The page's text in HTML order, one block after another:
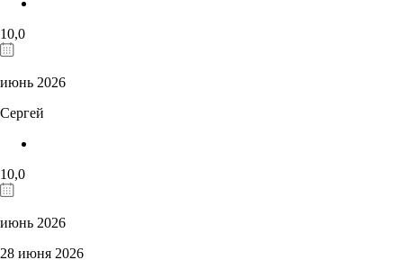
10,0
июнь 2026
Сергей
10,0
июнь 2026
28 июня 2026